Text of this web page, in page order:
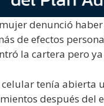
denunció
de efectos
la cartera pero
celular tenía abierta
después del